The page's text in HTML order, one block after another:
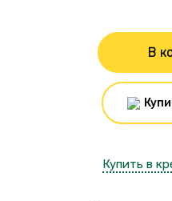
В
Купить в